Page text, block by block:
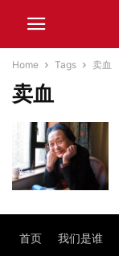
Home Tags 卖血
卖血
首页 我们是谁